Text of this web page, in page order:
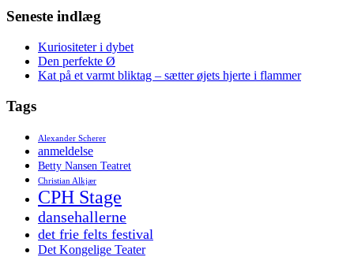
Seneste indlæg
Kuriositeter i dybet
Den perfekte Ø
Kat på et varmt bliktag – sætter øjets hjerte i flammer
Tags
Alexander Scherer
anmeldelse
Betty Nansen Teatret
Christian Alkjær
CPH Stage
dansehallerne
det frie felts festival
Det Kongelige Teater